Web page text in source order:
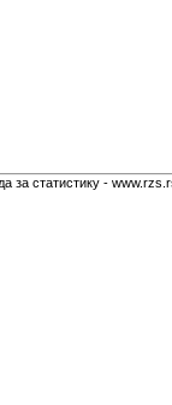
за статистику -